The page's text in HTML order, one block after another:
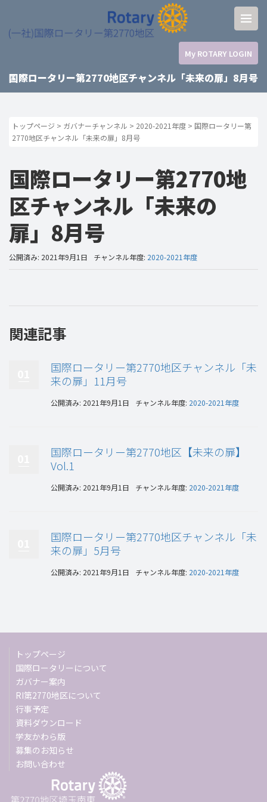
My ROTARY LOGIN
国際ロータリー第2770地区チャンネル「未来の扉」8月号
トップページ > ガバナーチャンネル > 2020-2021年度 > 国際ロータリー第
2770地区チャンネル「未来の扉」8月号
国際ロータリー第2770地
区チャンネル「未来の
扉」8月号
公開済み: 2021年9月1日 チャンネル年度: 2020-2021年度
関連記事
国際ロータリー第2770地区チャンネル「未
来の扉」11月号
公開済み: 2021年9月1日 チャンネル年度: 2020-2021年度
国際ロータリー第2770地区【未来の扉】
Vol.1
公開済み: 2021年9月1日 チャンネル年度: 2020-2021年度
国際ロータリー第2770地区チャンネル「未
来の扉」5月号
公開済み: 2021年9月1日 チャンネル年度: 2020-2021年度
トップページ
国際ロータリーについて
ガバナー案内
RI第2770地区について
行事予定
資料ダウンロード
学友かわら版
募集のお知らせ
お問い合わせ